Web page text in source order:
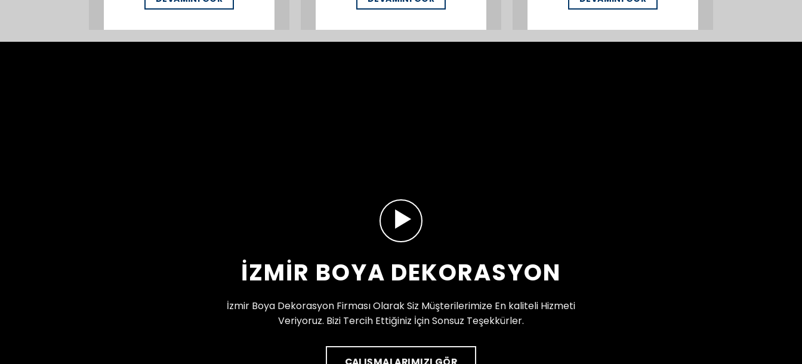
İZMIR BOYA DEKORASYON
İzmir Boya Dekorasyon Firması Olarak Siz Müşterilerimize En kaliteli Hizmeti
Veriyoruz. Bizi Tercih Ettiğiniz İçin Sonsuz Teşekkürler.